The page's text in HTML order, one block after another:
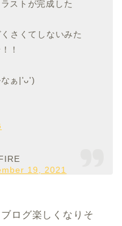
ストが完成した
さくてしないみた
！
なぁ|'ᴗ')
19, 2021
ログ楽しくなりそ